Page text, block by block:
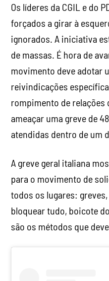
Os líderes da CGIL e do
forçados a girar à
ignorados. A iniciativa
de massas. É hora de
movimento deve adotar
reivindicações
rompimento de relações
ameaçar uma greve de
atendidas dentro de um
A greve geral italiana
para o movimento de
todos os lugares:
bloquear tudo, boicote
são os métodos que